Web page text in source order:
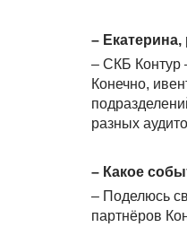
–
– СКБ Контур
Конечно,
разных
– Какое
– Поделюсь
партнёров